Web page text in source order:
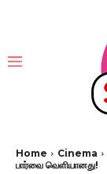
Home Cinema
பார்வை வெளியானது!